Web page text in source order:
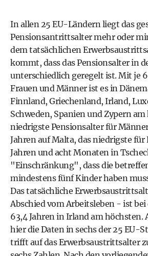
In allen 25 EU-Ländern liegt das
Pensionsantrittsalter mehr oder
dem tatsächlichen
kommt, dass das Pensionsalter in
unterschiedlich geregelt ist. Mit je
Frauen und Männer ist es in
Finnland, Griechenland, Irland,
Schweden, Spanien und Zypern am
niedrigste Pensionsalter für
Jahren auf Malta, das niedrigste für
Jahren und acht Monaten in
"Einschränkung", dass die
mindestens fünf Kinder haben
Das tatsächliche
Abschied vom Arbeitsleben - ist
63,4 Jahren in Irland am höchsten.
hier die Daten in sechs der 25 EU-
trifft auf das Erwerbsaustrittsalter